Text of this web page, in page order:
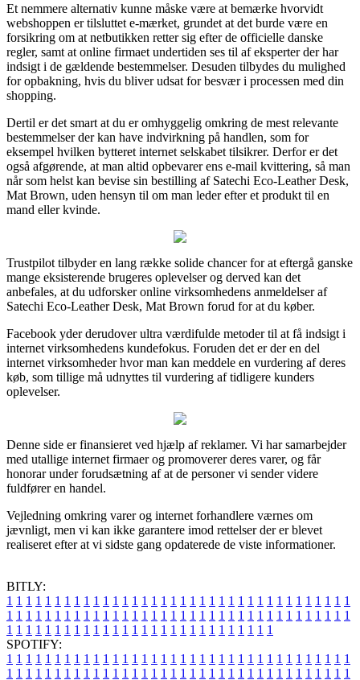
Et nemmere alternativ kunne måske være at bemærke hvorvidt
webshoppen er tilsluttet e-mærket, grundet at det burde være en
forsikring om at netbutikken retter sig efter de officielle danske
regler, samt at online firmaet undertiden ses til af eksperter der har
indsigt i de gældende bestemmelser. Desuden tilbydes du mulighed
for opbakning, hvis du bliver udsat for besvær i processen med din
shopping.
Dertil er det smart at du er omhyggelig omkring de mest relevante
bestemmelser der kan have indvirkning på handlen, som for
eksempel hvilken bytteret internet selskabet tilsikrer. Derfor er det
også afgørende, at man altid opbevarer ens e-mail kvittering, så man
når som helst kan bevise sin bestilling af Satechi Eco-Leather Desk,
Mat Brown, uden hensyn til om man leder efter et produkt til en
mand eller kvinde.
Trustpilot tilbyder en lang række solide chancer for at eftergå ganske
mange eksisterende brugeres oplevelser og derved kan det
anbefales, at du udforsker online virksomhedens anmeldelser af
Satechi Eco-Leather Desk, Mat Brown forud for at du køber.
Facebook yder derudover ultra værdifulde metoder til at få indsigt i
internet virksomhedens kundefokus. Foruden det er der en del
internet virksomheder hvor man kan meddele en vurdering af deres
køb, som tillige må udnyttes til vurdering af tidligere kunders
oplevelser.
Denne side er finansieret ved hjælp af reklamer. Vi har samarbejder
med utallige internet firmaer og promoverer deres varer, og får
honorar under forudsætning af at de personer vi sender videre
fuldfører en handel.
Vejledning omkring varer og internet forhandlere værnes om
jævnligt, men vi kan ikke garantere imod rettelser der er blevet
realiseret efter at vi sidste gang opdaterede de viste informationer.
BITLY:
1 1 1 1 1 1 1 1 1 1 1 1 1 1 1 1 1 1 1 1 1 1 1 1 1 1 1 1 1 1 1 1 1 1 1 1
1 1 1 1 1 1 1 1 1 1 1 1 1 1 1 1 1 1 1 1 1 1 1 1 1 1 1 1 1 1 1 1 1 1 1 1
1 1 1 1 1 1 1 1 1 1 1 1 1 1 1 1 1 1 1 1 1 1 1 1 1 1 1 1
SPOTIFY:
1 1 1 1 1 1 1 1 1 1 1 1 1 1 1 1 1 1 1 1 1 1 1 1 1 1 1 1 1 1 1 1 1 1 1 1
1 1 1 1 1 1 1 1 1 1 1 1 1 1 1 1 1 1 1 1 1 1 1 1 1 1 1 1 1 1 1 1 1 1 1 1